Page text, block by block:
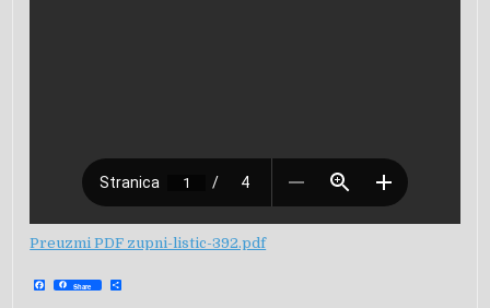
Preuzmi PDF zupni-listic-392.pdf
F
a Share